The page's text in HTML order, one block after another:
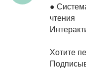
●
чтения
Хотите